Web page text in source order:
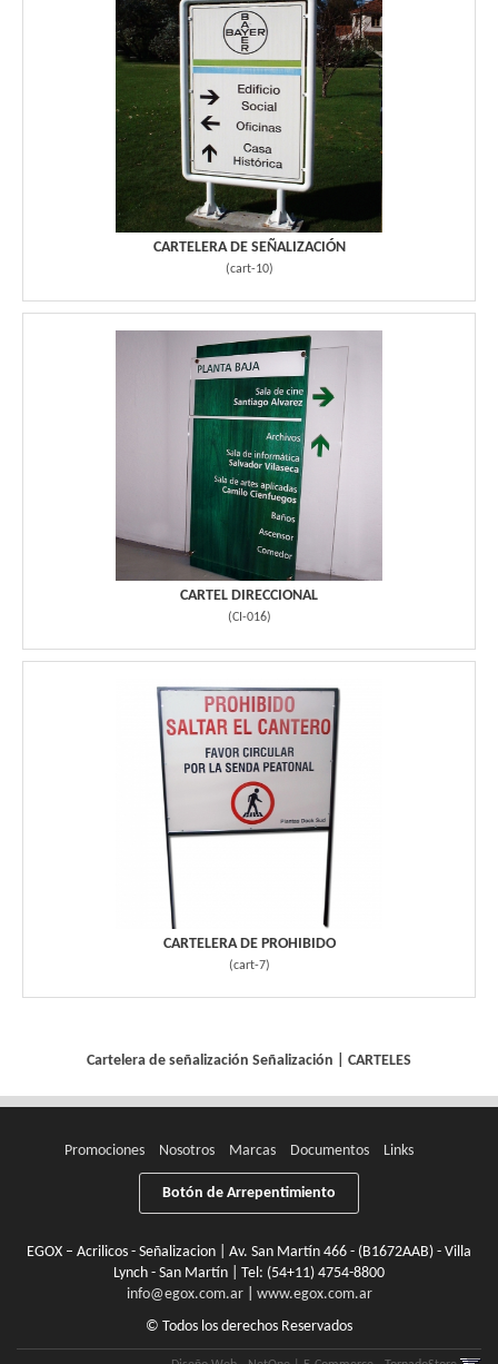
CARTELERA DE SEÑALIZACIÓN
(cart-10)
CARTEL DIRECCIONAL
(CI-016)
CARTELERA DE PROHIBIDO
(cart-7)
Cartelera de señalización Señalización CARTELES
Promociones Nosotros Marcas Documentos Links
Botón de Arrepentimiento
EGOX – Acrilicos - Señalizacion | Av. San Martín 466 - (B1672AAB) - Villa
Lynch - San Martín | Tel: (54+11) 4754-8800
info@egox.com.ar| www.egox.com.ar
© Todos los derechos Reservados